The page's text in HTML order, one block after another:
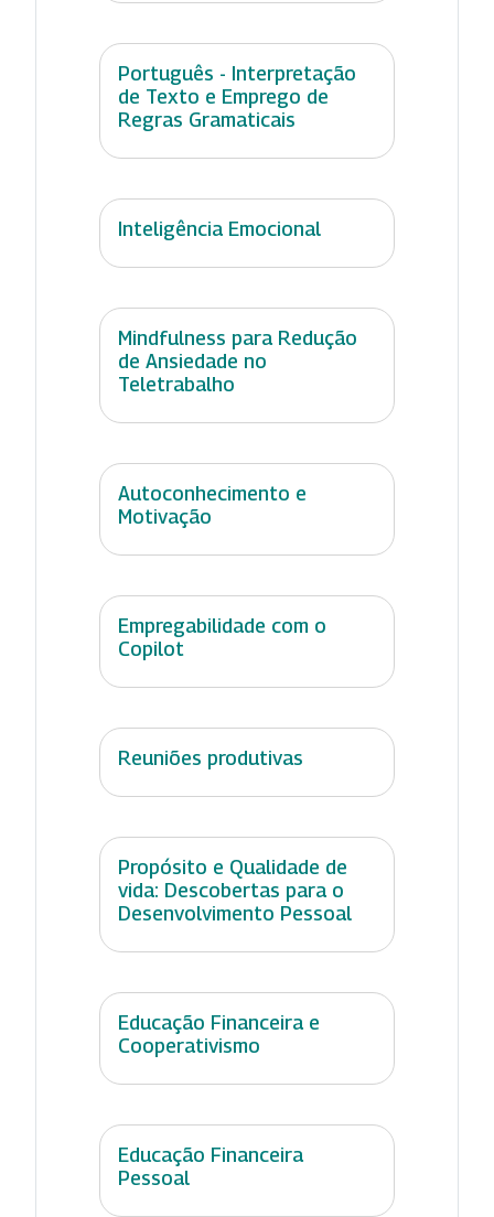
Português - Interpretação
de Texto e Emprego de
Regras Gramaticais
Inteligência Emocional
Mindfulness para Redução
de Ansiedade no
Teletrabalho
Autoconhecimento e
Motivação
Empregabilidade com o
Copilot
Reuniões produtivas
Propósito e Qualidade de
vida: Descobertas para o
Desenvolvimento Pessoal
Educação Financeira e
Cooperativismo
Educação Financeira
Pessoal